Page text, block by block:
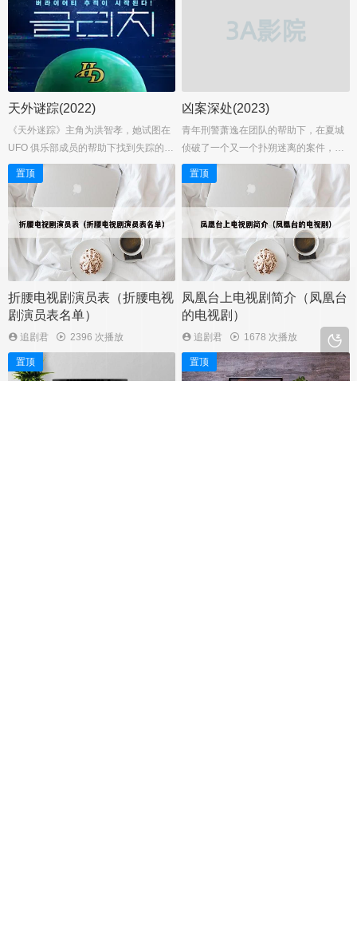
是仁智通过该项服务遇到的第五任丈
夫，两人的关系随着湖中的后备箱被发
现而产生动摇……...
婚的其他方法来结束他们的婚姻。...
天外谜踪(2022)
《天外迷踪》主角为洪智孝，她试图在
UFO 俱乐部成员的帮助下找到失踪的男
友。在这个过程中，智孝发现了一个神
秘谜团。...
凶案深处(2023)
青年刑警萧逸在团队的帮助下，在夏城
侦破了一个又一个扑朔迷离的案件，在
神秘的复仇者白哲的设计下，他卷入一
起尘封多年的悬案。怀抱着各自的立
场，正邪间碰撞出命运的回响。迷雾散
尽，阳光普照大地，夏城重归安宁。...
置顶
折腰电视剧演员表（折腰电视
剧演员表名单）
追剧君 2396 次播放
置顶
凤凰台上电视剧简介（凤凰台
的电视剧）
追剧君 1678 次播放
置顶 置顶